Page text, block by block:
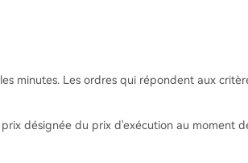
minutes. Les ordres qui répondent aux
désignée du prix d'exécution au moment